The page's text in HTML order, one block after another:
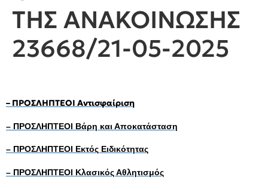
ΤΗΣ ΑΝΑΚΟΙΝΩΣΗΣ
23668/21-05-2025
– ΠΡΟΣΛΗΠΤΕΟΙ Αντισφαίριση
– ΠΡΟΣΛΗΠΤΕΟΙ Βάρη και Αποκατάσταση
– ΠΡΟΣΛΗΠΤΕΟΙ Εκτός Ειδικότητας
– ΠΡΟΣΛΗΠΤΕΟΙ Κλασικός Αθλητισμός